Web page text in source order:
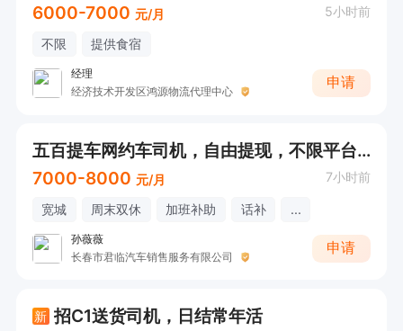
6000-7000 元/月 5小时前
不限 提供食宿
经理
经济技术开发区鸿源物流代理中心
申请
五百提车网约车司机，自由提现，不限平台不锁流水
7000-8000 元/月 7小时前
宽城 周末双休 加班补助 话补 ...
孙薇薇
长春市君临汽车销售服务有限公司
申请
新 招C1送货司机，日结常年活